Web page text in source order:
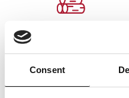
Consent
Brennholz kann bei uns
gebucht werden